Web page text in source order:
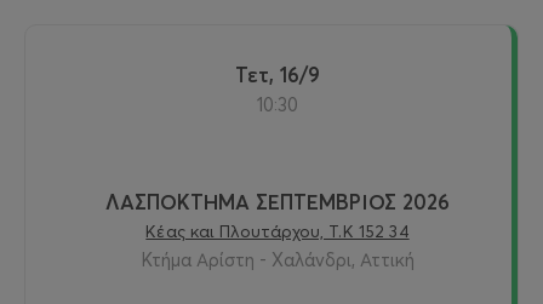
Τετ, 16/9
10:30
ΛΑΣΠΟΚΤΗΜΑ ΣΕΠΤΕΜΒΡΙΟΣ 2026
Κέας και Πλουτάρχου, Τ.Κ 152 34
Κτήμα Αρίστη - Χαλάνδρι, Αττική